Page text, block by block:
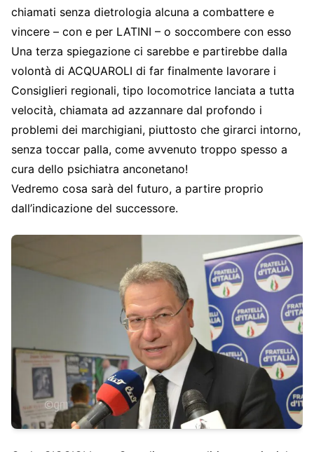
chiamati senza dietrologia alcuna a combattere e
vincere – con e per LATINI – o soccombere con esso
Una terza spiegazione ci sarebbe e partirebbe dalla
volontà di ACQUAROLI di far finalmente lavorare i
Consiglieri regionali, tipo locomotrice lanciata a tutta
velocità, chiamata ad azzannare dal profondo i
problemi dei marchigiani, piuttosto che girarci intorno,
senza toccar palla, come avvenuto troppo spesso a
cura dello psichiatra anconetano!
Vedremo cosa sarà del futuro, a partire proprio
dall’indicazione del successore.